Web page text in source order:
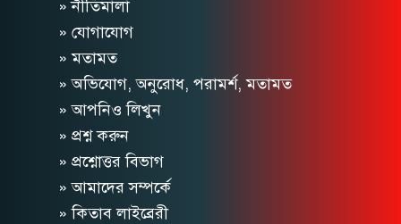
» নীতিমালা
» যোগাযোগ
» মতামত
» অভিযোগ, অনুরোধ, পরামর্শ, মতামত
» আপনিও লিখুন
» প্রশ্ন করুন
» প্রশ্নোত্তর বিভাগ
» আমাদের সম্পর্কে
» কিতাব লাইব্রেরী